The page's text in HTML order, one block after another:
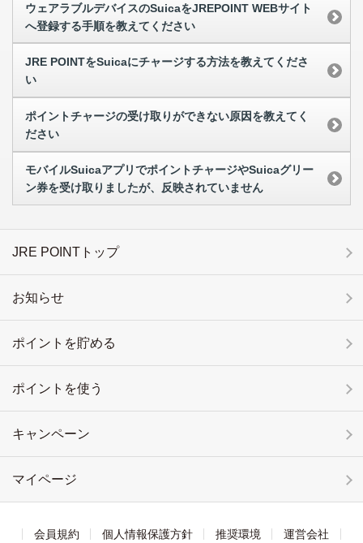
ウェアラブルデバイスのSuicaをJREPOINT WEBサイト
へ登録する手順を教えてください
JRE POINTをSuicaにチャージする方法を教えてくださ
い
ポイントチャージの受け取りができない原因を教えてく
ださい
モバイルSuicaアプリでポイントチャージやSuicaグリー
ン券を受け取りましたが、反映されていません
JRE POINTトップ
お知らせ
ポイントを貯める
ポイントを使う
キャンペーン
マイページ
会員規約 個人情報保護方針 推奨環境 運営会社